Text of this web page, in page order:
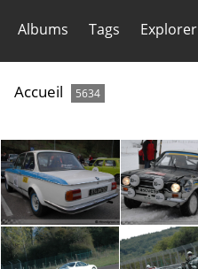
Albums Tags Explorer
Accueil 5634